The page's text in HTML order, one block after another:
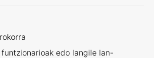
funtzionarioak edo langile lan-